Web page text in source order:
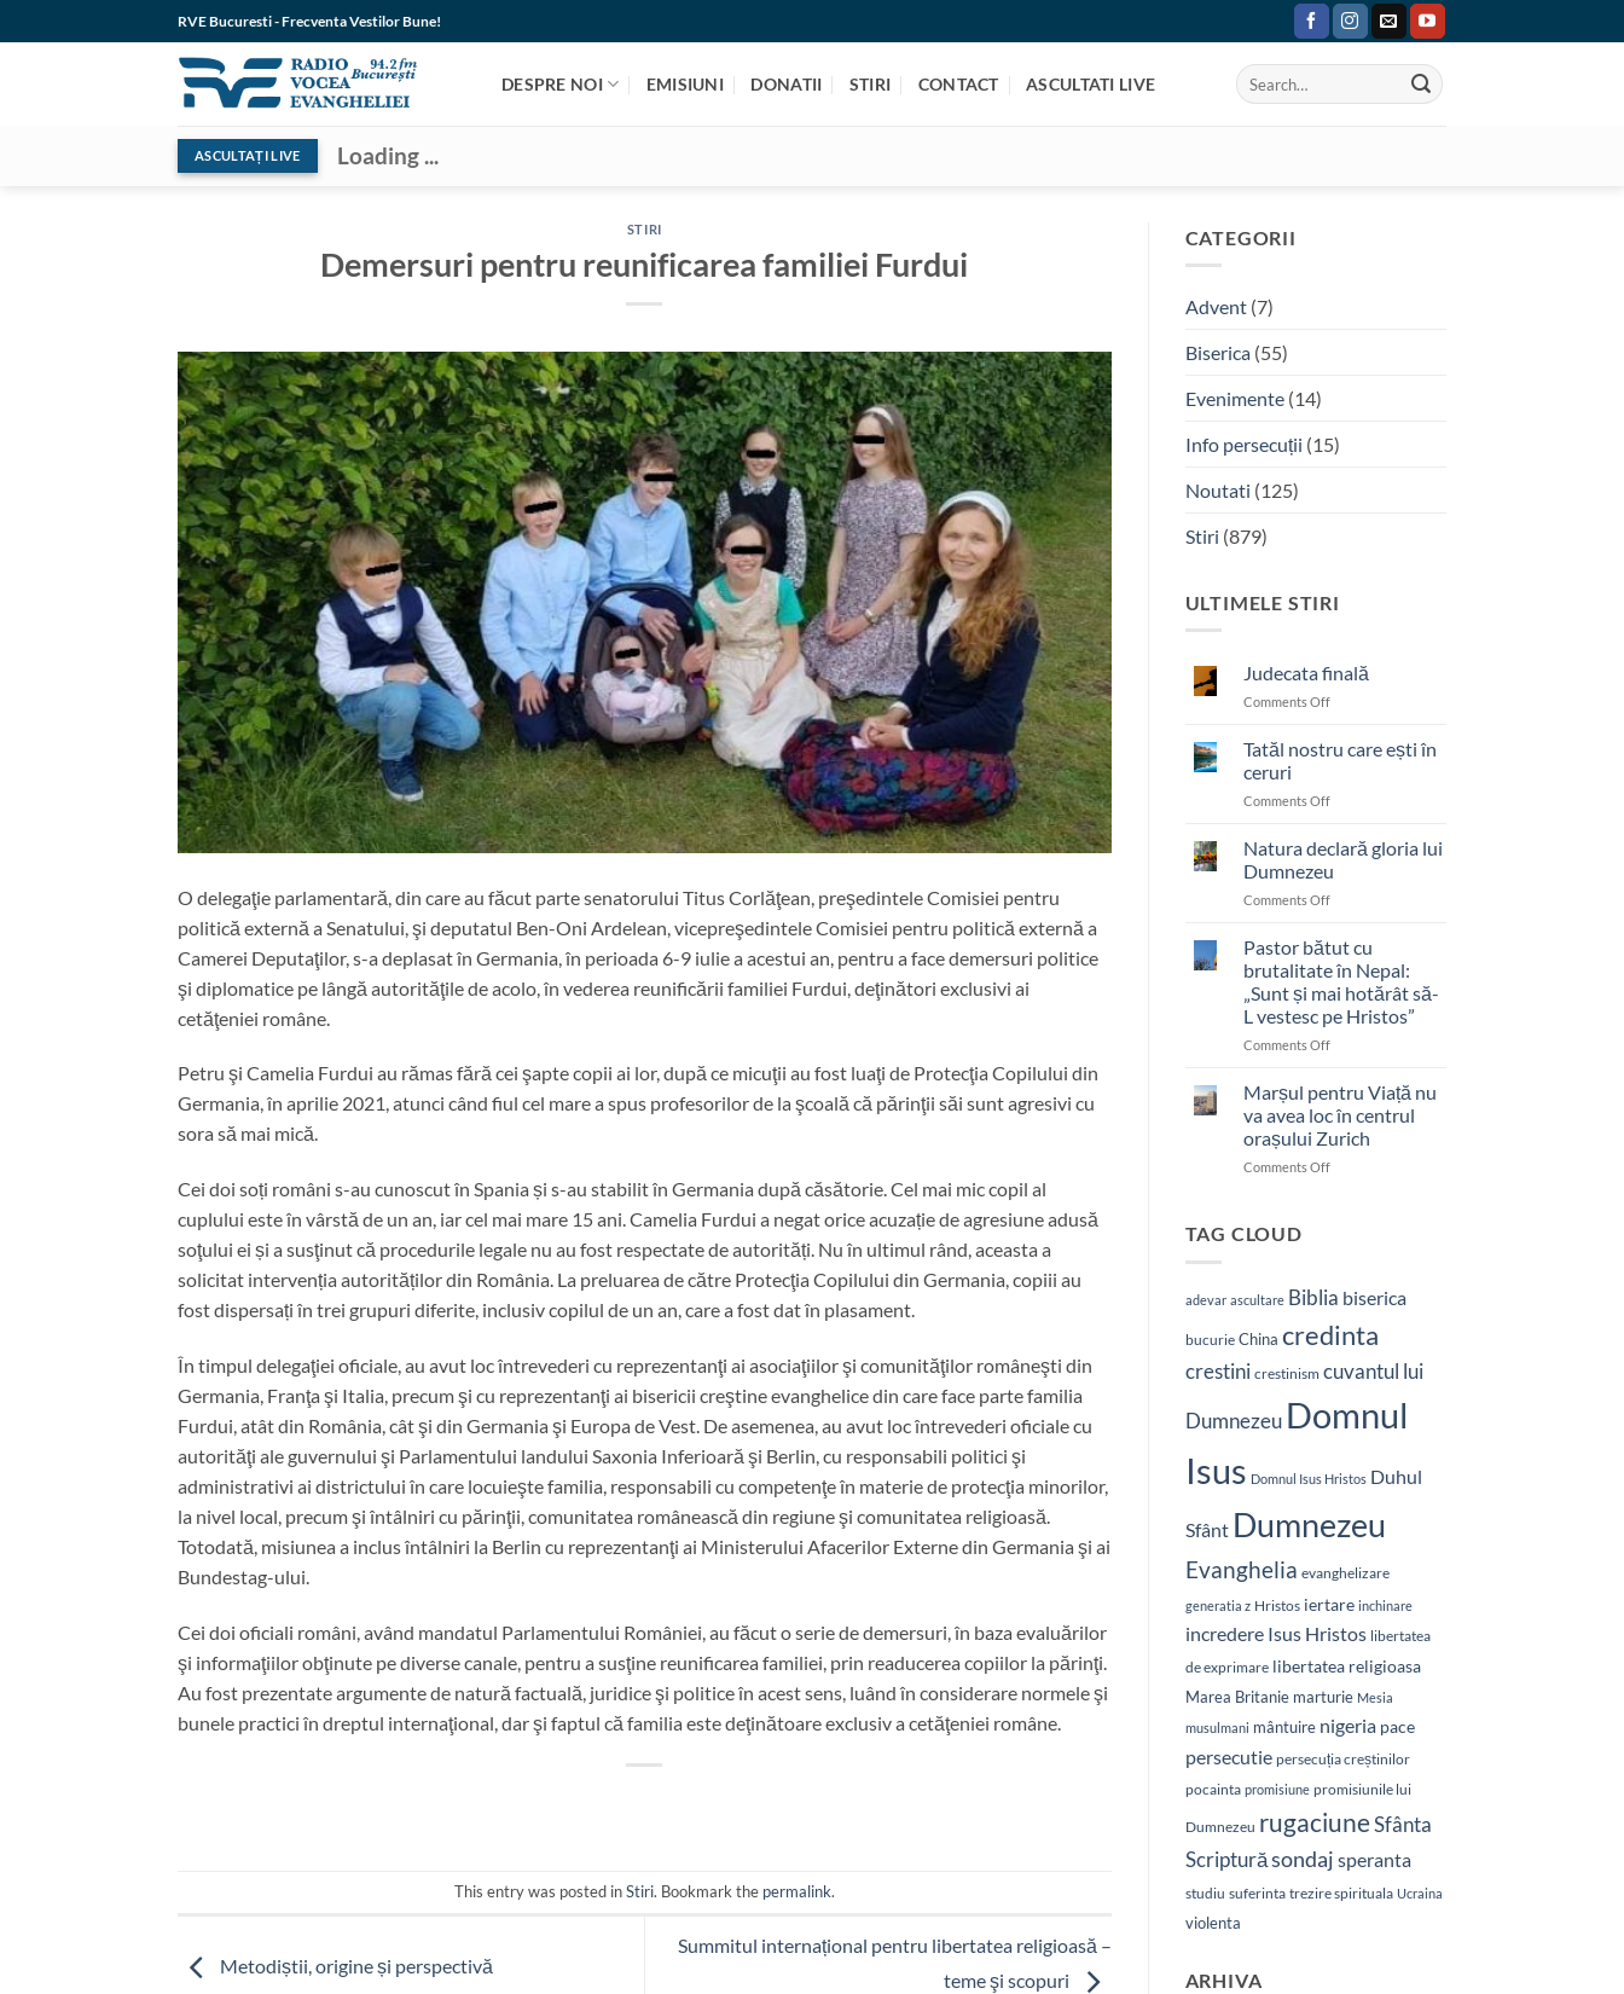
to
RVE Bucuresti - Frecventa Vestilor Bune!
DESPRE NOI EMISIUNI DONATII STIRI CONTACT ASCULTATI LIVE
ASCULTAȚI LIVE Loading ...
STIRI
Demersuri pentru reunificarea familiei Furdui
O delegaţie parlamentară, din care au făcut parte senatorului Titus Corlăţean, preşedintele Comisiei pentru
politică externă a Senatului, şi deputatul Ben-Oni Ardelean, vicepreşedintele Comisiei pentru politică externă a
Camerei Deputaţilor, s-a deplasat în Germania, în perioada 6-9 iulie a acestui an, pentru a face demersuri politice
şi diplomatice pe lângă autorităţile de acolo, în vederea reunificării familiei Furdui, deţinători exclusivi ai
cetăţeniei române.
Petru şi Camelia Furdui au rămas fără cei şapte copii ai lor, după ce micuţii au fost luaţi de Protecţia Copilului din
Germania, în aprilie 2021, atunci când fiul cel mare a spus profesorilor de la şcoală că părinţii săi sunt agresivi cu
sora să mai mică.
Cei doi soți români s-au cunoscut în Spania și s-au stabilit în Germania după căsătorie. Cel mai mic copil al
cuplului este în vârstă de un an, iar cel mai mare 15 ani. Camelia Furdui a negat orice acuzație de agresiune adusă
soţului ei și a susţinut că procedurile legale nu au fost respectate de autorități. Nu în ultimul rând, aceasta a
solicitat intervenția autorităților din România. La preluarea de către Protecţia Copilului din Germania, copiii au
fost dispersați în trei grupuri diferite, inclusiv copilul de un an, care a fost dat în plasament.
În timpul delegaţiei oficiale, au avut loc întrevederi cu reprezentanţi ai asociaţiilor şi comunităţilor româneşti din
Germania, Franţa şi Italia, precum şi cu reprezentanţi ai bisericii creştine evanghelice din care face parte familia
Furdui, atât din România, cât şi din Germania şi Europa de Vest. De asemenea, au avut loc întrevederi oficiale cu
autorităţi ale guvernului şi Parlamentului landului Saxonia Inferioară şi Berlin, cu responsabili politici şi
administrativi ai districtului în care locuieşte familia, responsabili cu competenţe în materie de protecţia minorilor,
la nivel local, precum şi întâlniri cu părinţii, comunitatea românească din regiune şi comunitatea religioasă.
Totodată, misiunea a inclus întâlniri la Berlin cu reprezentanţi ai Ministerului Afacerilor Externe din Germania şi ai
Bundestag-ului.
Cei doi oficiali români, având mandatul Parlamentului României, au făcut o serie de demersuri, în baza evaluărilor
şi informaţiilor obţinute pe diverse canale, pentru a susţine reunificarea familiei, prin readucerea copiilor la părinţi.
Au fost prezentate argumente de natură factuală, juridice şi politice în acest sens, luând în considerare normele şi
bunele practici în dreptul internaţional, dar şi faptul că familia este deţinătoare exclusiv a cetăţeniei române.
This entry was posted inStiri. Bookmark the permalink.
Metodiștii, origine și perspectivă
Summitul internațional pentru libertatea religioasă –
teme şi scopuri
CATEGORII
Advent(7)
Biserica(55)
Evenimente(14)
Info persecuții (15)
Noutati (125)
Stiri (879)
ULTIMELE STIRI
Judecata finală
Comments Offon
Tatăl nostru care ești în
ceruri
Comments Offon
nostru
ești
în
Natura declară gloria lui
Dumnezeu
Comments Offon
declară
lui
Dumnezeu
Pastor bătut cu
brutalitate în Nepal:
„Sunt și mai hotărât să-
L vestesc pe Hristos”
Comments Offon
bătut
brutalitate
în
Nepal:
pe
Marșul pentru Viață nu
va avea loc în centrul
orașului Zurich
Comments Offon
avea
loc
în
orașului
TAG CLOUD
adevar ascultare Biblia biserica
bucurie China credinta
crestini crestinism cuvantul lui
Dumnezeu Domnul
Isus Domnul Isus Hristos Duhul
Sfânt Dumnezeu
Evanghelia evanghelizare
generatia z Hristos iertare inchinare
incredere Isus Hristos libertatea
de exprimare libertatea religioasa
Marea Britanie marturie Mesia
musulmani mântuire nigeria pace
persecutie persecuția creștinilor
pocainta promisiune promisiunile lui
Dumnezeu rugaciuneSfânta
Scripturăsondaj speranta
studiu suferinta trezire spirituala Ucraina
violenta
ARHIVA